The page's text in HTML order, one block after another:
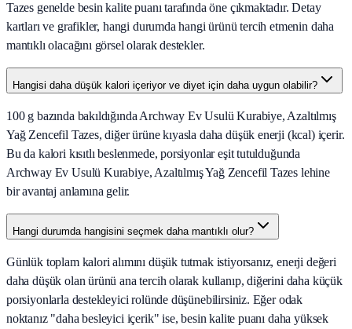
Tazes genelde besin kalite puanı tarafında öne çıkmaktadır. Detay
kartları ve grafikler, hangi durumda hangi ürünü tercih etmenin daha
mantıklı olacağını görsel olarak destekler.
Hangisi daha düşük kalori içeriyor ve diyet için daha uygun olabilir?
100 g bazında bakıldığında Archway Ev Usulü Kurabiye, Azaltılmış
Yağ Zencefil Tazes, diğer ürüne kıyasla daha düşük enerji (kcal) içerir.
Bu da kalori kısıtlı beslenmede, porsiyonlar eşit tutulduğunda
Archway Ev Usulü Kurabiye, Azaltılmış Yağ Zencefil Tazes lehine
bir avantaj anlamına gelir.
Hangi durumda hangisini seçmek daha mantıklı olur?
Günlük toplam kalori alımını düşük tutmak istiyorsanız, enerji değeri
daha düşük olan ürünü ana tercih olarak kullanıp, diğerini daha küçük
porsiyonlarla destekleyici rolünde düşünebilirsiniz. Eğer odak
noktanız "daha besleyici içerik" ise, besin kalite puanı daha yüksek